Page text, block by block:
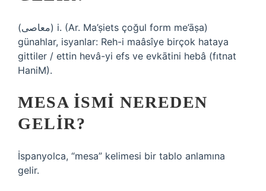
(ﻣﻌﺎﺻﻰ) i. (Ar. Ma’ṣiets çoğul form me’āṣа)
günahlar, isyanlar: Reh-i maâsîye birçok hataya
gittiler / ettin hevâ-yi efs ve evkātini hebâ (fıtnat
HaniM).
MESA ISMI NEREDEN
GELIR?
İspanyolca, “mesa” kelimesi bir tablo anlamına
gelir.